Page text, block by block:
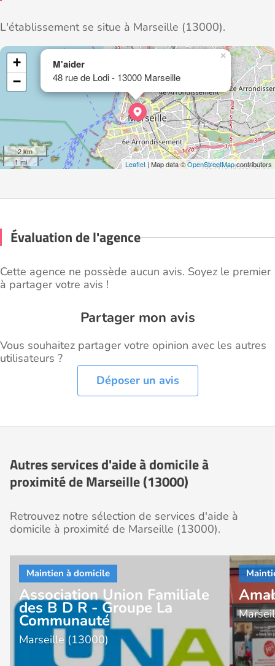
L'établissement se situe à Marseille (13000).
M'aider
48 rue de Lodi - 13000 Marseille
×
+
−
2 km
1 mi
Leaflet | Map data ©OpenStreetMapcontributors
Évaluation de l'agence
Cette agence ne possède aucun avis. Soyez le premier
à partager votre avis !
Partager mon avis
Vous souhaitez partager votre opinion avec les autres
utilisateurs ?
Déposer un avis
Autres services d'aide à domicile à
proximité de Marseille (13000)
Retrouvez notre sélection de services d'aide à
domicile à proximité de Marseille (13000).
Association Union Familiale
des B D R - Groupe La
Communauté
Marseille (13000)